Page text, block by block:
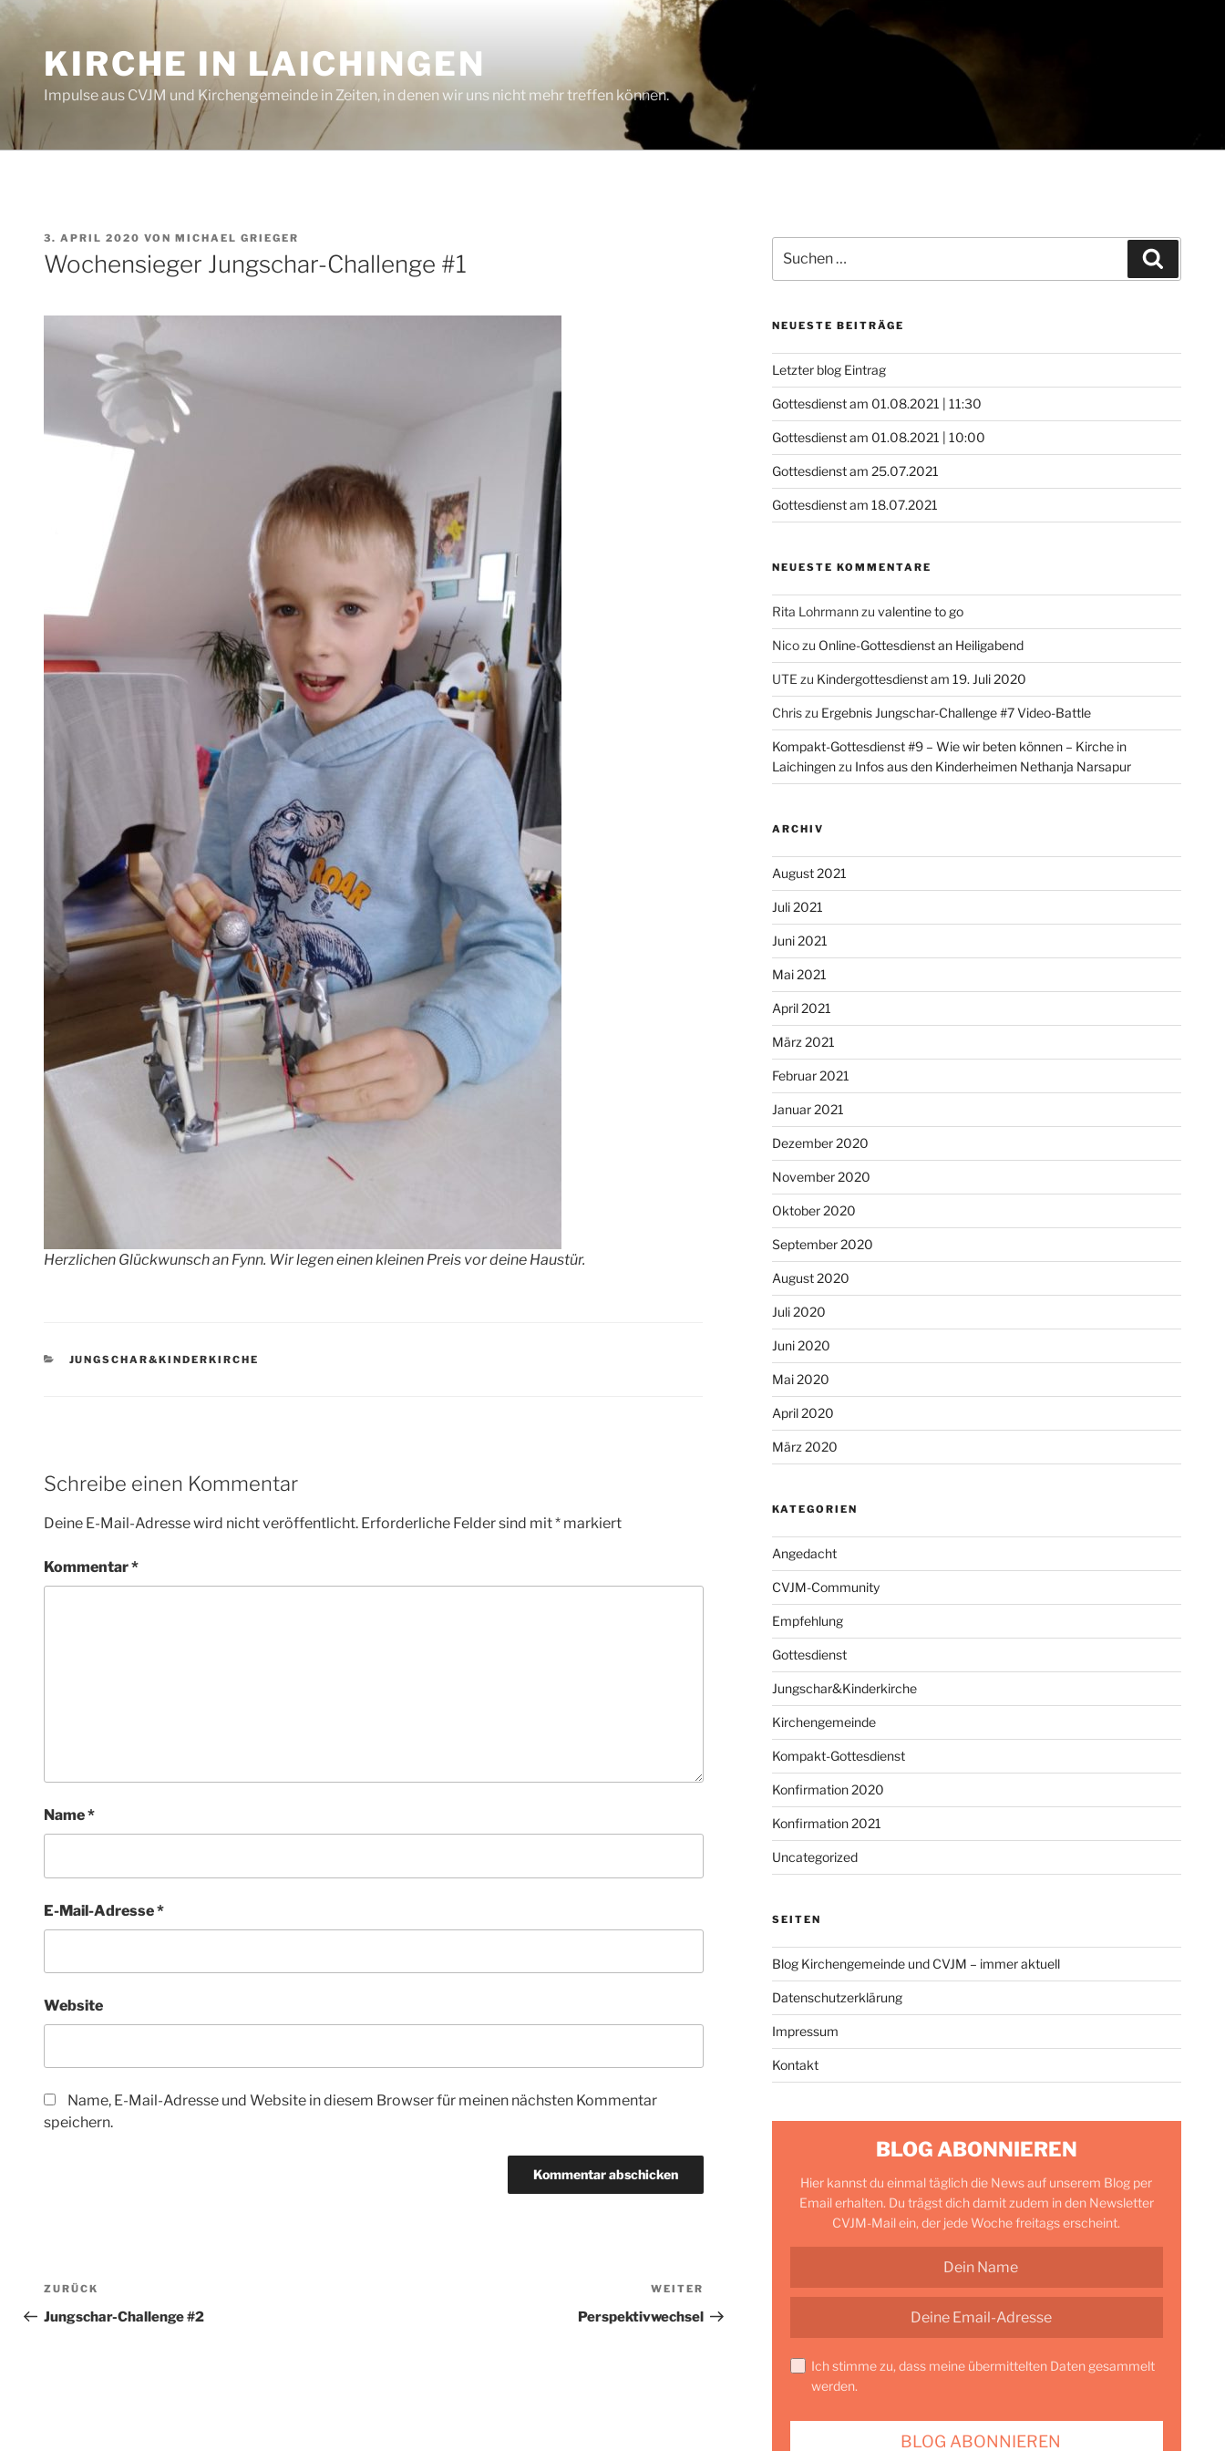
Zum
springenKIRCHE IN LAICHINGEN
Impulse aus CVJM und Kirchengemeinde in Zeiten, in denen wir uns nicht mehr treffen können.
VERÖFFENTLICHT
AM
3. APRIL 2020 VON MICHAEL GRIEGER
Wochensieger Jungschar-Challenge #1
Herzlichen Glückwunsch an Fynn. Wir legen einen kleinen Preis vor deine Haustür.
KATEGORIEN
JUNGSCHAR&KINDERKIRCHE
Schreibe einen Kommentar
Deine E-Mail-Adresse wird nicht veröffentlicht. Erforderliche Felder sind mit* markiert
Kommentar*
Name*
E-Mail-Adresse*
Website
Name, E-Mail-Adresse und Website in diesem Browser für meinen nächsten Kommentar
speichern.
Beitragsnavigation
Vorheriger
Beitrag
ZURÜCK
Jungschar-Challenge #2
Beitrag
WEITER
Perspektivwechsel
nach:
NEUESTE BEITRÄGE
Letzter blog Eintrag
Gottesdienst am 01.08.2021 | 11:30
Gottesdienst am 01.08.2021 | 10:00
Gottesdienst am 25.07.2021
Gottesdienst am 18.07.2021
NEUESTE KOMMENTARE
Rita Lohrmannzu valentine to go
Nicozu Online-Gottesdienst an Heiligabend
UTE zu Kindergottesdienst am 19. Juli 2020
Chriszu Ergebnis Jungschar-Challenge #7 Video-Battle
Kompakt-Gottesdienst #9 – Wie wir beten können – Kirche in
Laichingenzu Infos aus den Kinderheimen Nethanja Narsapur
ARCHIV
August 2021
Juli 2021
Juni 2021
Mai 2021
April 2021
März 2021
Februar 2021
Januar 2021
Dezember 2020
November 2020
Oktober 2020
September 2020
August 2020
Juli 2020
Juni 2020
Mai 2020
April 2020
März 2020
KATEGORIEN
Angedacht
CVJM-Community
Empfehlung
Gottesdienst
Jungschar&Kinderkirche
Kirchengemeinde
Kompakt-Gottesdienst
Konfirmation 2020
Konfirmation 2021
Uncategorized
SEITEN
Blog Kirchengemeinde und CVJM – immer aktuell
Datenschutzerklärung
Impressum
Kontakt
BLOG ABONNIEREN
Hier kannst du einmal täglich die News auf unserem Blog per
Email erhalten. Du trägst dich damit zudem in den Newsletter
CVJM-Mail ein, der jede Woche freitags erscheint.
Ich stimme zu, dass meine übermittelten Daten gesammelt
werden.